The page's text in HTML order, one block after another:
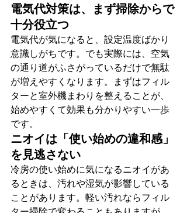
電気代対策は、まず掃除からで
十分役立つ
電気代が気になると、設定温度ばかり
意識しがちです。でも実際には、空気
の通り道がふさがっているだけで無駄
が増えやすくなります。まずはフィル
ターと室外機まわりを整えることが、
始めやすくて効果も分かりやすい一歩
です。
ニオイは「使い始めの違和感」
を見逃さない
冷房の使い始めに気になるニオイがあ
るときは、汚れや湿気が影響している
ことがあります。軽い汚れならフィル